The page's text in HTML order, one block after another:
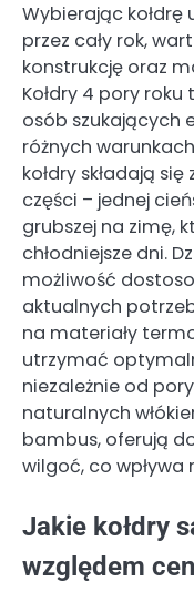
Wybierając kołdrę
przez cały rok,
konstrukcję oraz
Kołdry 4 pory
osób szukających
różnych
kołdry składają
części – jednej
grubszej na zimę,
chłodniejsze dni.
możliwość
aktualnych
na materiały
utrzymać
niezależnie od
naturalnych
bambus, oferują
wilgoć, co wpływa
Jakie kołdry
względem